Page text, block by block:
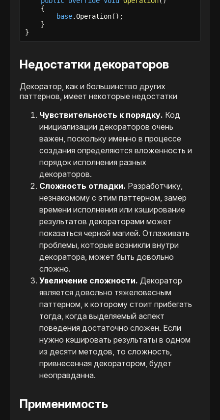
    {
base.Operation();
    }
}
Недостатки декораторов
Декоратор, как и большинство других
паттернов, имеет некоторые недостатки
Чувствительность к порядку. Код
инициализации декораторов очень
важен, поскольку именно в процессе
создания определяются вложенность и
порядок исполнения разных
декораторов.
Сложность отладки. Разработчику,
незнакомому с этим паттерном, замер
времени исполнения или кэширование
результатов декораторами может
показаться черной магией. Отлаживать
проблемы, которые возникли внутри
декоратора, может быть довольно
сложно.
Увеличение сложности. Декоратор
является довольно тяжеловесным
паттерном, к которому стоит прибегать
тогда, когда выделяемый аспект
поведения достаточно сложен. Если
нужно кэшировать результаты в одном
из десяти методов, то сложность,
привнесенная декоратором, будет
неоправданна.
Применимость